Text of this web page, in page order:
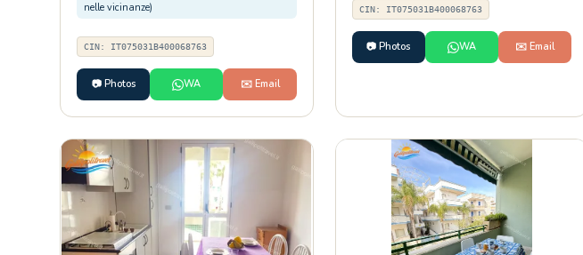
nelle vicinanze)
CIN: IT075031B400068763
📷 Photos WA ✉️ Email
CIN: IT075031B400068763
📷 Photos WA ✉️ Email